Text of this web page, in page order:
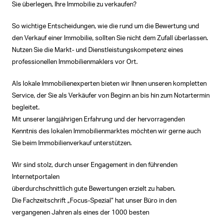
Sie überlegen, Ihre Immobilie zu verkaufen?
So wichtige Entscheidungen, wie die rund um die Bewertung und
den Verkauf einer Immobilie, sollten Sie nicht dem Zufall überlassen.
Nutzen Sie die Markt- und Dienstleistungskompetenz eines
professionellen Immobilienmaklers vor Ort.
Als lokale Immobilienexperten bieten wir Ihnen unseren kompletten
Service, der Sie als Verkäufer von Beginn an bis hin zum Notartermin
begleitet.
Mit unserer langjährigen Erfahrung und der hervorragenden
Kenntnis des lokalen Immobilienmarktes möchten wir gerne auch
Sie beim Immobilienverkauf unterstützen.
Wir sind stolz, durch unser Engagement in den führenden
Internetportalen
überdurchschnittlich gute Bewertungen erzielt zu haben.
Die Fachzeitschrift „Focus-Spezial“ hat unser Büro in den
vergangenen Jahren als eines der 1000 besten